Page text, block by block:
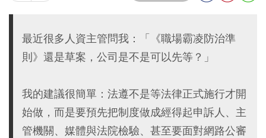
最近很多人資主管問我：「《職場霸凌防治準
則》還是草案，公司是不是可以先等？」
我的建議很簡單：法遵不是等法律正式施行才開
始做，而是要預先把制度做成經得起申訴人、主
管機關、媒體與法院檢驗、甚至要面對網路公審